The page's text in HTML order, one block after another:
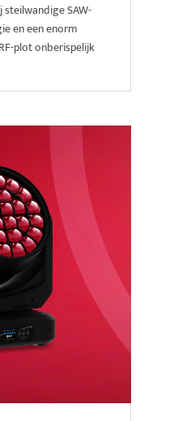
SAW-
en een enorm
plot onberispelijk